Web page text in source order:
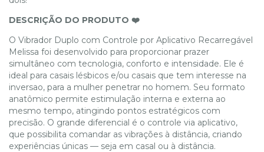
DESCRIÇÃO DO PRODUTO ❤️
O Vibrador Duplo com Controle por Aplicativo Recarregável
Melissa foi desenvolvido para proporcionar prazer
simultâneo com tecnologia, conforto e intensidade. Ele é
ideal para casais lésbicos e/ou casais que tem interesse na
inversao, para a mulher penetrar no homem. Seu formato
anatômico permite estimulação interna e externa ao
mesmo tempo, atingindo pontos estratégicos com
precisão. O grande diferencial é o controle via aplicativo,
que possibilita comandar as vibrações à distância, criando
experiências únicas — seja em casal ou à distância.